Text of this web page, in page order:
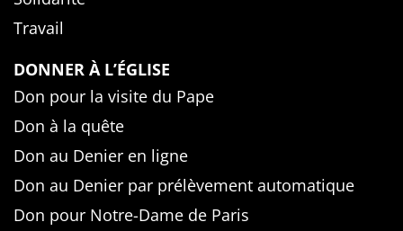
Travail
DONNER À L’ÉGLISE
Don pour la visite du Pape
Don à la quête
Don au Denier en ligne
Don au Denier par prélèvement automatique
Don pour Notre-Dame de Paris